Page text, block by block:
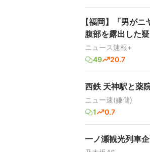
【福岡】「男が
腹部を露出した
ニュース速報+
49
20.7
西鉄 天神駅と薬
ニュー速(嫌儲)
1
0.7
一ノ瀬観光列車